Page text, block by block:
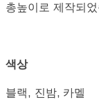
총높이로 제작되
색상
블랙, 진밤, 카멜